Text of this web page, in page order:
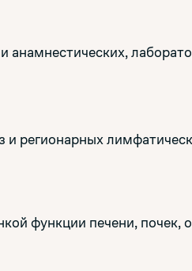
анамнестических,
регионарных
функции печени, почек,